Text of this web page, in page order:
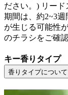
ださい。) リー
期間は、約2~3
が生じる可能性
のチラシをご確
キー香りタイプ
香りタイプについて